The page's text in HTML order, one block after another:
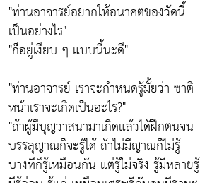
"ท่านอาจารย์อยากให้อนาคตของวัดนี้
เป็นอย่างไร"
"ก็อยู่เงียบ ๆ แบบนี้นะดี"
"ท่านอาจารย์ เราจะกำหนดรู้มั้ยว่า ชาติ
หน้าเราจะเกิดเป็นอะไร?"
"ถ้าผู้มีบุญวาสนามาเกิดแล้วได้ฝึกตนจน
บรรลุญาณก็จะรู้ได้ถ้าไม่มีญาณก็ไม่รู้
บางทีก็รู้เหมือนกัน แต่รู้ใม่จริง รู้มีหลายรู้